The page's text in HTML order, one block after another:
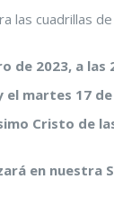
las cuadrillas
de 2023, a
martes 17
Cristo de
en nuestra